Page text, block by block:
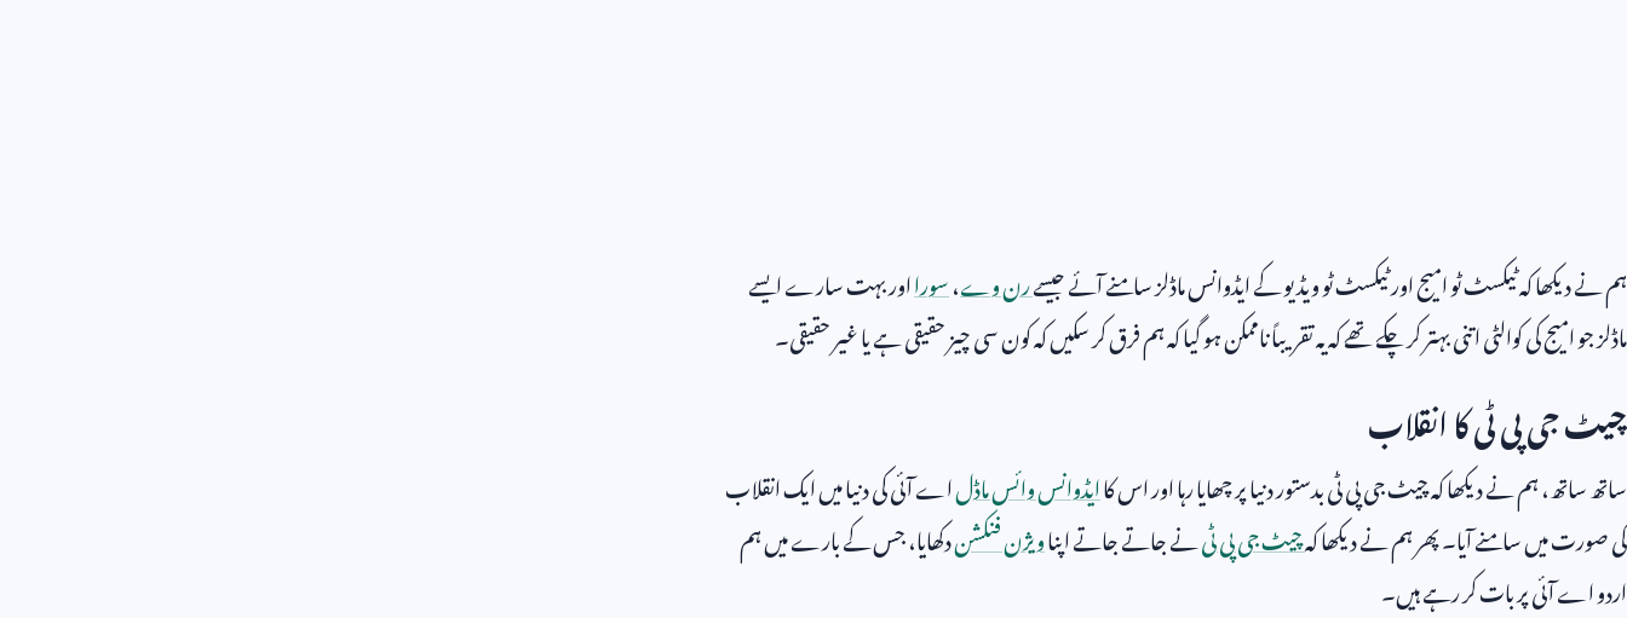
ہم نے دیکھا کہ ٹیکسٹ ٹو امیج اور ٹیکسٹ ٹو ویڈیو کے ایڈوانس ماڈلز سامنے آئے جیسےرن وے،سورااور بہت سارے ایسے
ماڈلز جو امیج کی کوالٹی اتنی بہتر کر چکے تھے کہ یہ تقریباً ناممکن ہو گیا کہ ہم فرق کر سکیں کہ کون سی چیز حقیقی ہے یا غیر حقیقی۔
چیٹ جی پی ٹی کا انقلاب
ساتھ ساتھ، ہم نے دیکھا کہ چیٹ جی پی ٹی بدستور دنیا پر چھایا رہا اور اس کاایڈوانس وائس ماڈلاے آئی کی دنیا میں ایک انقلاب
کی صورت میں سامنے آیا۔ پھر ہم نے دیکھا کہچیٹ جی پی ٹینے جاتے جاتے اپناویژن فنکشندکھایا، جس کے بارے میں ہم
اردو اے آئی پر بات کر رہے ہیں۔